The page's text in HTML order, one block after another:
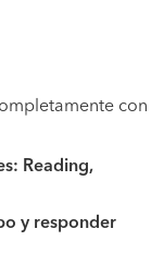
con
Reading,
y responder